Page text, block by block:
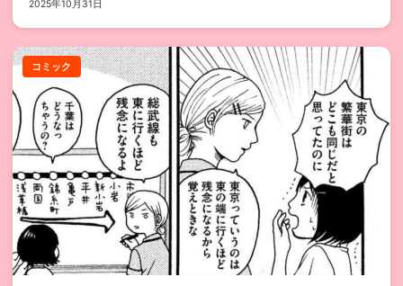
2025年10月31日
コミック